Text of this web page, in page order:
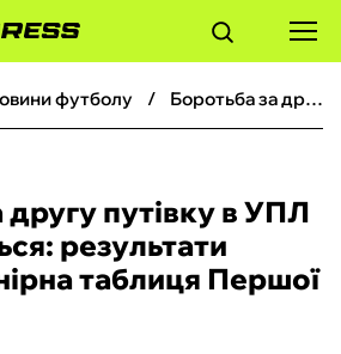
новини футболу Боротьба за другу путівку в УПЛ загострюється: результати матчів і турнірна таблиця Першої ліги
другу путівку в УПЛ
результати
таблиця Першої